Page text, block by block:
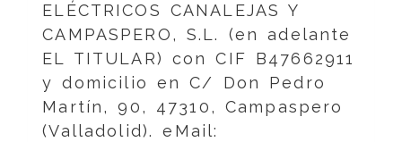
ELÉCTRICOS CANALEJAS Y
CAMPASPERO, S.L.
(en adelante
EL TITULAR) conCIF
B47662911
y domicilio enC/ Don Pedro
Martín, 90, 47310, Campaspero
(Valladolid). eMail: